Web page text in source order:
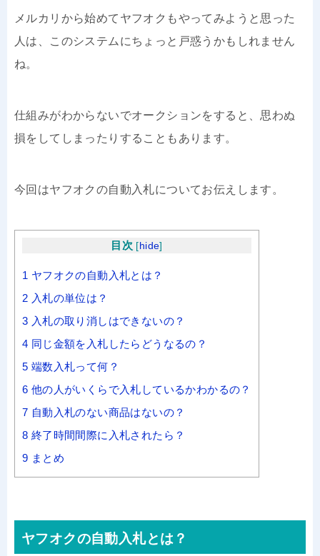
メルカリから始めてヤフオクもやってみようと思った
人は、このシステムにちょっと戸惑うかもしれません
ね。
仕組みがわからないでオークションをすると、思わぬ
損をしてしまったりすることもあります。
今回はヤフオクの自動入札についてお伝えします。
目次 [hide]
1 ヤフオクの自動入札とは？
2 入札の単位は？
3 入札の取り消しはできないの？
4 同じ金額を入札したらどうなるの？
5 端数入札って何？
6 他の人がいくらで入札しているかわかるの？
7 自動入札のない商品はないの？
8 終了時間間際に入札されたら？
9 まとめ
ヤフオクの自動入札とは？